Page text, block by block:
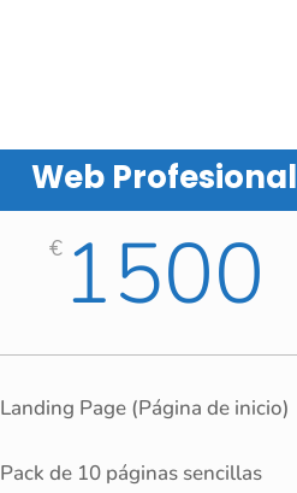
Web Profesional
€ 1500
Landing Page (Página de inicio)
Pack de 10 páginas sencillas